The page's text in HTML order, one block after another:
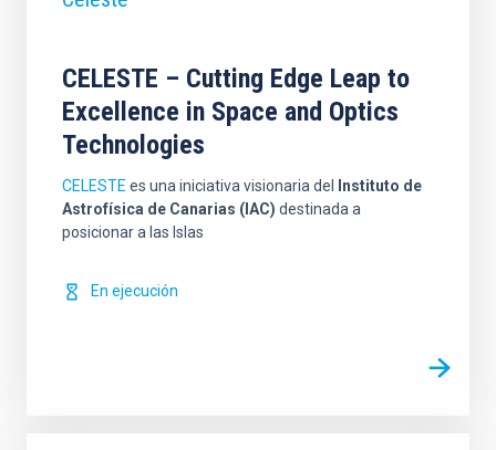
CELESTE – Cutting Edge Leap to
Excellence in Space and Optics
Technologies
CELESTE es una iniciativa visionaria del
Instituto de
Astrofísica de Canarias (IAC) destinada a
posicionar a las Islas
En ejecución